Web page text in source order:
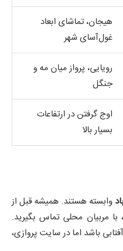
هیجان، تماشای ابعاد
غول‌آسای شهر
رویایی، پرواز میان مه و
جنگل
اوج گرفتن در ارتفاعات
بسیار بالا
وابسته هستند. همیشه قبل از
با مربیان محلی تماس بگیرید.
باشد اما در سایت پروازی،